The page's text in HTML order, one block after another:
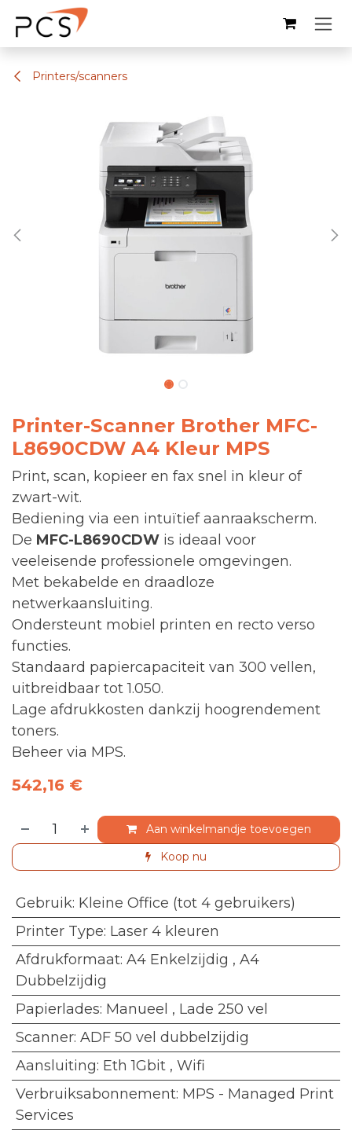
Overslaan naar inhoud
Printers/scanners
Printer-Scanner Brother MFC-
L8690CDW A4 Kleur MPS
Print, scan, kopieer en fax snel in kleur of
zwart-wit.
Bediening via een intuïtief aanraakscherm.
De MFC-L8690CDW is ideaal voor
veeleisende professionele omgevingen.
Met bekabelde en draadloze
netwerkaansluiting.
Ondersteunt mobiel printen en recto verso
functies.
Standaard papiercapaciteit van 300 vellen,
uitbreidbaar tot 1.050.
Lage afdrukkosten dankzij hoogrendement
toners.
Beheer via MPS.
542,16 €
Aan winkelmandje toevoegen
Koop nu
Gebruik: Kleine Office (tot 4 gebruikers)
Printer Type: Laser 4 kleuren
Afdrukformaat: A4 Enkelzijdig , A4
Dubbelzijdig
Papierlades: Manueel , Lade 250 vel
Scanner: ADF 50 vel dubbelzijdig
Aansluiting: Eth 1Gbit, Wifi
Verbruiksabonnement: MPS - Managed Print
Services